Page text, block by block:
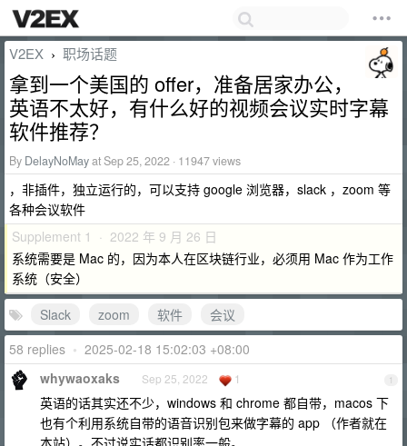
V2EX › 职场话题
拿到一个美国的 offer，准备居家办公，
英语不太好，有什么好的视频会议实时字幕
软件推荐？
By DelayNoMayat Sep 25, 2022 · 11947 views
，非插件，独立运行的，可以支持 google 浏览器，slack ，zoom 等
各种会议软件
Supplement 1 · 2022 年 9 月 26 日
系统需要是 Mac 的，因为本人在区块链行业，必须用 Mac 作为工作
系统（安全）
Slack
zoom 软件
会议
58 replies • 2025-02-18 15:02:03 +08:00
1
whywaoxaks Sep 25, 2022 1
英语的话其实还不少，windows 和 chrome 都自带，macos 下
也有个利用系统自带的语音识别包来做字幕的 app （作者就在
本站）。不过说实话都识别率一般。